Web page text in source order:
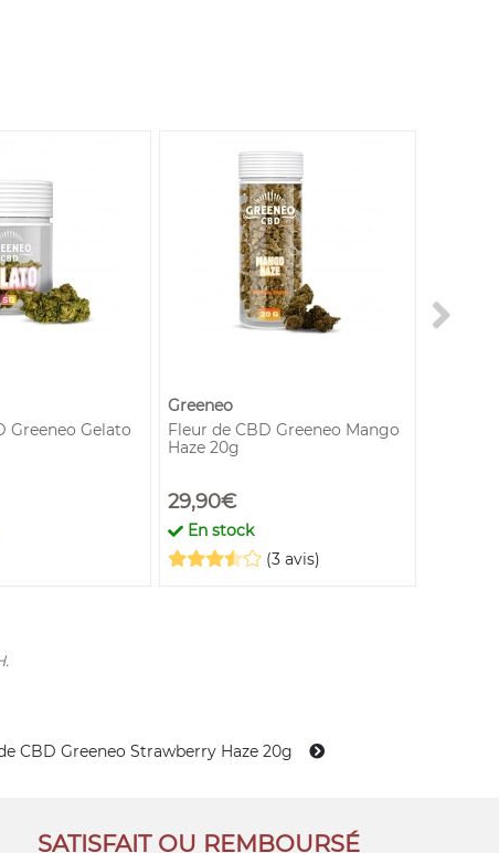
Greeneo Gelato
Greeneo
Fleur de CBD Greeneo Mango
Haze 20g
29,90€
En stock
(3 avis)
CBD Greeneo Strawberry Haze 20g
SATISFAIT OU REMBOURSÉ